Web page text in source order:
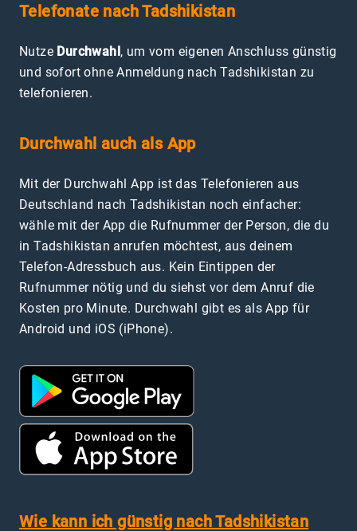
Telefonate nach Tadshikistan
Nutze Durchwahl, um vom eigenen Anschluss günstig
und sofort ohne Anmeldung nach Tadshikistan zu
telefonieren.
Durchwahl auch als App
Mit der Durchwahl App ist das Telefonieren aus
Deutschland nach Tadshikistan noch einfacher:
wähle mit der App die Rufnummer der Person, die du
in Tadshikistan anrufen möchtest, aus deinem
Telefon-Adressbuch aus. Kein Eintippen der
Rufnummer nötig und du siehst vor dem Anruf die
Kosten pro Minute. Durchwahl gibt es als App für
Android und iOS (iPhone).
Wie kann ich günstig nach Tadshikistan